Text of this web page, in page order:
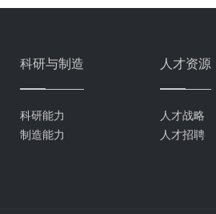
科研与制造
科研能力
制造能力
人才资源
人才战略
人才招聘